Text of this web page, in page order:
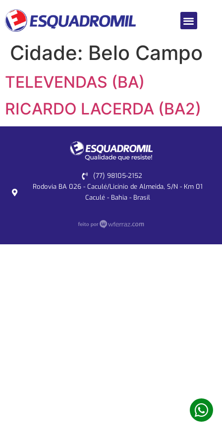
Cidade: Belo Campo
TELEVENDAS (BA)
RICARDO LACERDA (BA2)
(77) 98105-2152
Rodovia BA 026 - Caculé/Licínio de Almeida, S/N - Km 01
Caculé - Bahia - Brasil